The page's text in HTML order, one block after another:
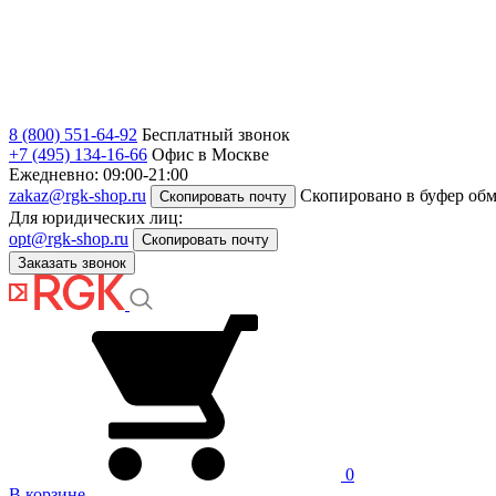
8 (800) 551-64-92 Бесплатный звонок
+7 (495) 134-16-66 Офис в Москве
Ежедневно: 09:00-21:00
zakaz@rgk-shop.ru
Скопировать почту
Скопировано в буфер
Для юридических лиц:
opt@rgk-shop.ru
Скопировать почту
Заказать звонок
0